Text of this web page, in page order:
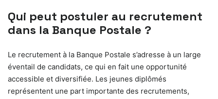
Qui peut postuler au recrutement
dans la Banque Postale ?
Le recrutement à la Banque Postale s’adresse à un large
éventail de candidats, ce qui en fait une opportunité
accessible et diversifiée. Les jeunes diplômés
représentent une part importante des recrutements,